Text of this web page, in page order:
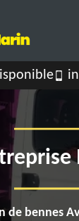
de bennes